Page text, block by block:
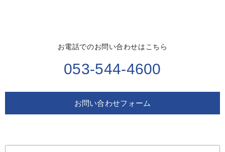
お電話でのお問い合わせはこちら
053-544-4600
お問い合わせフォーム